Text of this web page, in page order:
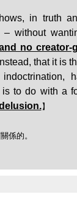
in truth
without
no creator-
that it is
is to do with a
】
係的。